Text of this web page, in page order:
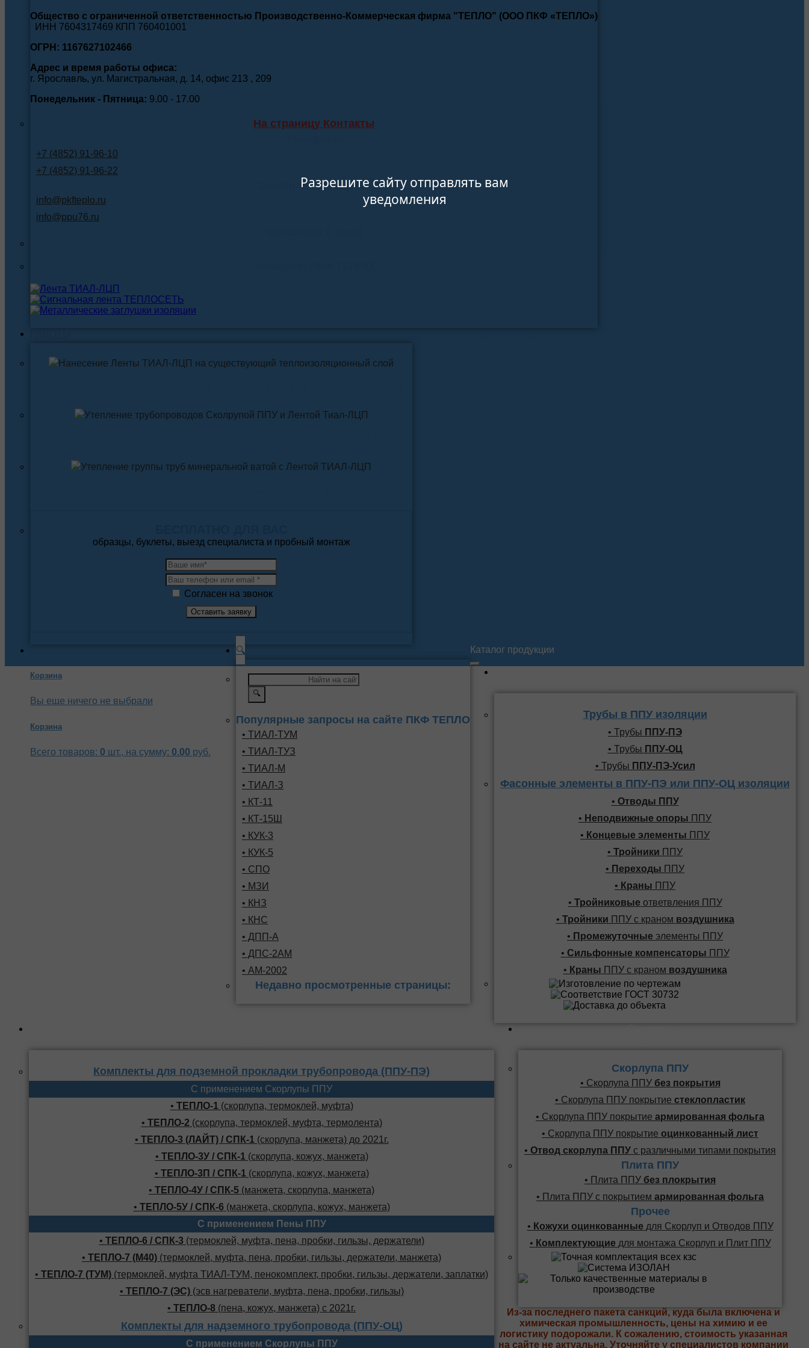
Разрешите сайту отправлять вам
уведомления
Общество с ограниченной ответственностью Производственно-Коммерческая фирма "ТЕПЛО" (ООО ПКФ «ТЕПЛО»)
ИНН 7604317469 КПП 760401001
ОГРН: 1167627102466
Адрес и время работы офиса:
г. Ярославль, ул. Магистральная, д. 14, офис 213 , 209
Понедельник - Пятница: 9.00 - 17.00
На страницу Контакты
+7 (4852) 91-96-10
+7 (4852) 91-96-22
Электронные адреса
info@pkfteplo.ru
info@ppu76.ru
образцы, буклеты, выезд специалиста и пробный монтаж
Согласен на звонок
Корзина
Вы еще ничего не выбрали
Корзина
Всего товаров: 0 шт., на сумму: 0.00 руб.
🔍
🔍
Популярные запросы на сайте ПКФ ТЕПЛО
• ТИАЛ-ТУМ
• ТИАЛ-ТУЗ
• ТИАЛ-М
• ТИАЛ-З
• КТ-11
• КТ-15Ш
• КУК-3
• КУК-5
• СПО
• МЗИ
• КНЗ
• КНС
• ДПП-А
• ДПС-2АМ
• АМ-2002
Недавно просмотренные страницы:
Каталог продукции
Трубы в ППУ изоляции
• Трубы ППУ-ПЭ
• Трубы ППУ-ОЦ
• Трубы ППУ-ПЭ-Усил
Фасонные элементы в ППУ-ПЭ или ППУ-ОЦ изоляции
• Отводы ППУ
• Неподвижные опоры ППУ
• Концевые элементы ППУ
• Тройники ППУ
• Переходы ППУ
• Краны ППУ
• Тройниковые ответвления ППУ
• Тройники ППУ с краном воздушника
• Промежуточные элементы ППУ
• Сильфонные компенсаторы ППУ
• Краны ППУ с краном воздушника
Комплекты для подземной прокладки трубопровода (ППУ-ПЭ)
С применением Скорлупы ППУ
• ТЕПЛО-1 (скорлупа, термоклей, муфта)
• ТЕПЛО-2 (скорлупа, термоклей, муфта, термолента)
• ТЕПЛО-3 (ЛАЙТ) / СПК-1 (скорлупа, манжета) до 2021г.
• ТЕПЛО-3У / СПК-1 (скорлупа, кожух, манжета)
• ТЕПЛО-3П / СПК-1 (скорлупа, кожух, манжета)
• ТЕПЛО-4У / СПК-5 (манжета, скорлупа, манжета)
• ТЕПЛО-5У / СПК-6 (манжета, скорлупа, кожух, манжета)
С применением Пены ППУ
• ТЕПЛО-6 / СПК-3 (термоклей, муфта, пена, пробки, гильзы, держатели)
• ТЕПЛО-7 (М40) (термоклей, муфта, пена, пробки, гильзы, держатели, манжета)
• ТЕПЛО-7 (ТУМ) (термоклей, муфта ТИАЛ-ТУМ, пенокомплект, пробки, гильзы, держатели, заплатки)
• ТЕПЛО-7 (ЭС)(эсв нагреватели, муфта, пена, пробки, гильзы)
• ТЕПЛО-8 (пена, кожух, манжета) с 2021г.
Комплекты для надземного трубопровода (ППУ-ОЦ)
С применением Скорлупы ППУ
Скорлупа ППУ
• Скорлупа ППУбез покрытия
• Скорлупа ППУ покрытие стеклопластик
• Скорлупа ППУ покрытие армированная фольга
• Скорлупа ППУ покрытие оцинкованный лист
• Отвод скорлупа ППУ с различными типами покрытия
Плита ППУ
• Плита ППУ без плокрытия
• Плита ППУ с покрытием армированная фольга
Прочее
• Кожухи оцинкованные для Скорлуп и Отводов ППУ
• Комплектующие для монтажа Скорлуп и Плит ППУ
Из-за последнего пакета санкций, куда была включена и
химическая промышленность, цены на химию и ее
логистику подорожали. К сожалению, стоимость указанная
на сайте не актуальна. Уточняйте у специалистов компании